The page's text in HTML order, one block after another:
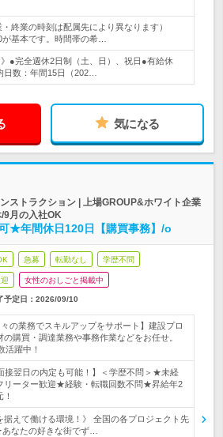
終業の時刻は配属先により異なります）
基本です。時間帯の希…
》●完全週休2日制（土、日）、祝日●有給休
数：年間15日（202…
気になる
ストラクション | 上場GROUP&ホワイト企業
9月の入社OK
★年間休日120日【購買事務】/o
急募 転勤なし 学歴不問
女性のおしごと掲載中
予定日： 2026/09/10
々の業務でスキルアップをサポート】建設プロ
の購買・調達業務や事務作業などをお任せ。
活躍中！
接翌日の内定も可能！】＜学歴不問＞★未経
リーター歓迎★経験・転職回数不問★昇給年2
据えて働ける環境！》 全国の各プロジェクト先
なたの好きな街でず…